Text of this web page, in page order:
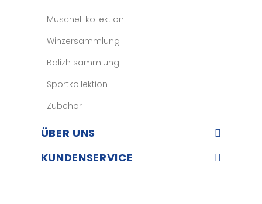
Muschel-kollektion
Winzersammlung
Balizh sammlung
Sportkollektion
Zubehör
ÜBER UNS​
KUNDENSERVICE​